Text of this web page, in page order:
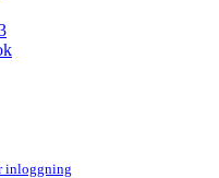
inloggning